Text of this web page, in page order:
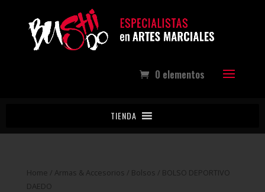
0 elementos
TIENDA
Home / Armas & Accesorios / Bolsos / BOLSO DEPORTIVO
DAEDO